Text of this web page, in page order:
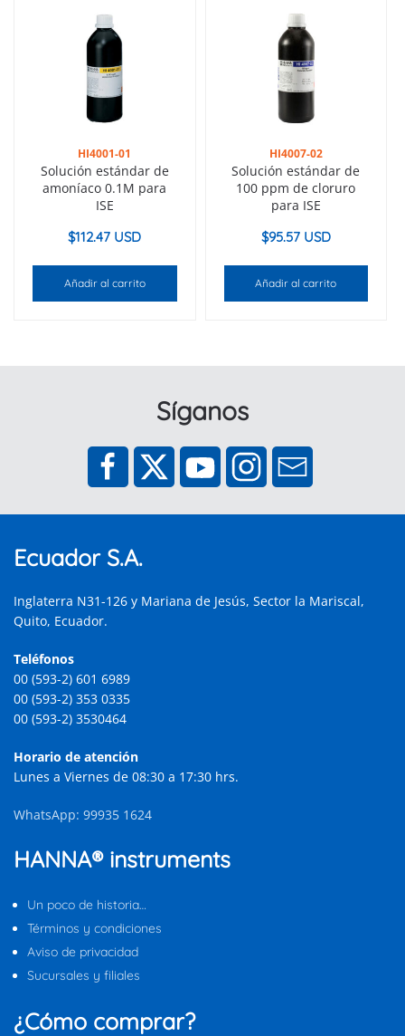
HI4001-01
Solución estándar de
amoníaco 0.1M para
ISE
$112.47 USD
Añadir al carrito
HI4007-02
Solución estándar de
100 ppm de cloruro
para ISE
$95.57 USD
Añadir al carrito
Síganos
Ecuador S.A.
Inglaterra N31-126 y Mariana de Jesús, Sector la Mariscal,
Quito, Ecuador.
Teléfonos
00 (593-2) 601 6989
00 (593-2) 353 0335
00 (593-2) 3530464
Horario de atención
Lunes a Viernes de 08:30 a 17:30 hrs.
WhatsApp: 99935 1624
HANNA® instruments
Un poco de historia…
Términos y condiciones
Aviso de privacidad
Sucursales y filiales
¿Cómo comprar?